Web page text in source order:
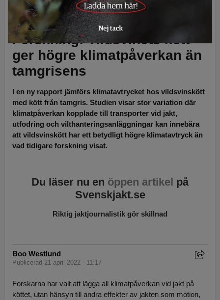
Vildsvinskött kan ge högre klimatpåverkan än kött från tamgris. Foto:
Ingemar Pettersson
Forskning: Vildsvinets kött
ger högre klimatpåverkan än
tamgrisens
I en ny rapport jämförs klimatavtrycket hos vildsvinskött
med kött från tamgris. Studien visar stor variation där
klimatpåverkan kopplade till transporter vid jakt,
utfodring och vilthanteringsanläggningar kan innebära
att vildsvinskött har ett betydligt högre klimatavtryck än
vad tidigare forskning visat.
Du läser nu en öppen artikel på
Svenskjakt.se
Riktig jaktjournalistik gör skillnad
Boo Westlund
Publicerad 21 april 2022 - 11:17
Forskarna har valt att lägga all klimatpåverkan vid jakt på
köttet, utan hänsyn till andra effekter av jakten som motion,